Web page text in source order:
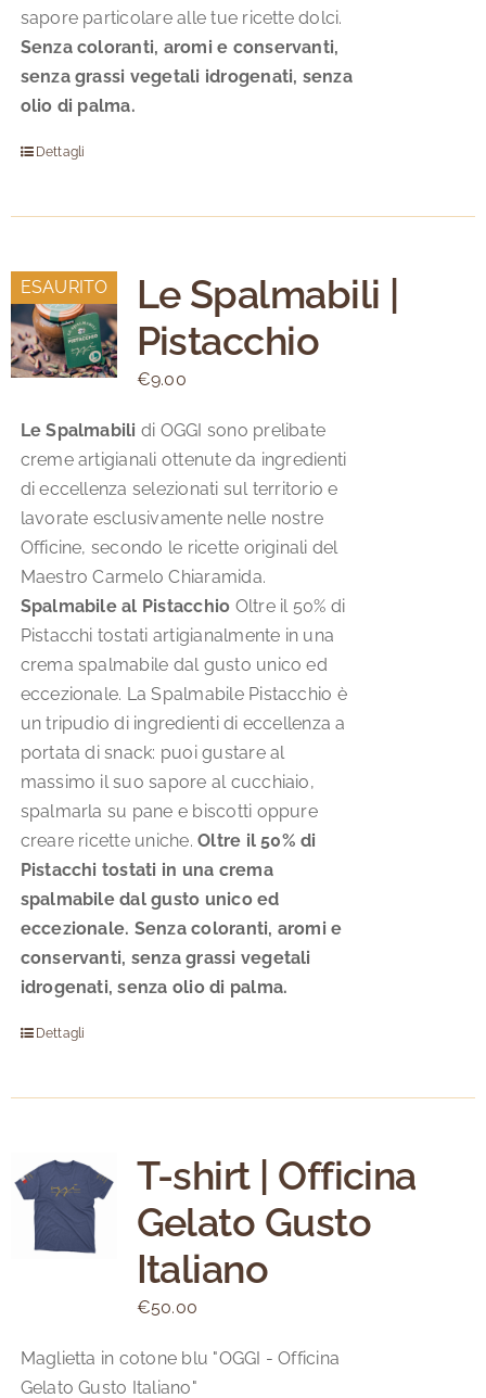
sapore particolare alle tue ricette dolci.
Senza coloranti, aromi e conservanti,
senza grassi vegetali idrogenati, senza
olio di palma.
Dettagli
ESAURITO
Le Spalmabili |
Pistacchio
€9.00
Le Spalmabili di OGGI sono prelibate
creme artigianali ottenute da ingredienti
di eccellenza selezionati sul territorio e
lavorate esclusivamente nelle nostre
Officine, secondo le ricette originali del
Maestro Carmelo Chiaramida.
Spalmabile al Pistacchio Oltre il 50% di
Pistacchi tostati artigianalmente in una
crema spalmabile dal gusto unico ed
eccezionale. La Spalmabile Pistacchio è
un tripudio di ingredienti di eccellenza a
portata di snack: puoi gustare al
massimo il suo sapore al cucchiaio,
spalmarla su pane e biscotti oppure
creare ricette uniche.Oltre il 50% di
Pistacchi tostati in una crema
spalmabile dal gusto unico ed
eccezionale. Senza coloranti, aromi e
conservanti, senza grassi vegetali
idrogenati, senza olio di palma.
Dettagli
T-shirt | Officina
Gelato Gusto
Italiano
€50.00
Maglietta in cotone blu "OGGI - Officina
Gelato Gusto Italiano"